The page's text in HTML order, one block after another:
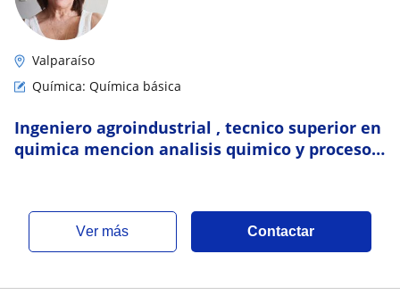
Valparaíso
Química: Química básica
Ingeniero agroindustrial , tecnico superior en
quimica mencion analisis quimico y procesos
ver más Contactar